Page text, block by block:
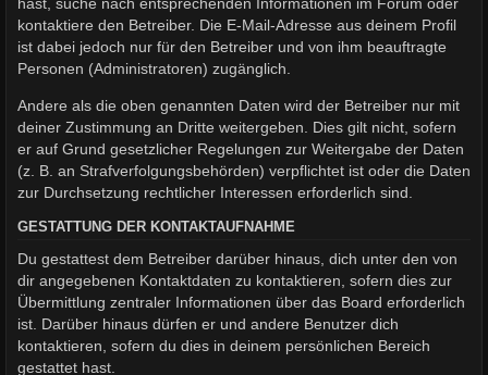
kontaktiere den Betreiber. Die E-Mail-Adresse aus deinem Profil
ist dabei jedoch nur für den Betreiber und von ihm beauftragte
Personen (Administratoren) zugänglich.
Andere als die oben genannten Daten wird der Betreiber nur mit
deiner Zustimmung an Dritte weitergeben. Dies gilt nicht, sofern
er auf Grund gesetzlicher Regelungen zur Weitergabe der Daten
(z. B. an Strafverfolgungsbehörden) verpflichtet ist oder die Daten
zur Durchsetzung rechtlicher Interessen erforderlich sind.
GESTATTUNG DER KONTAKTAUFNAHME
Du gestattest dem Betreiber darüber hinaus, dich unter den von
dir angegebenen Kontaktdaten zu kontaktieren, sofern dies zur
Übermittlung zentraler Informationen über das Board erforderlich
ist. Darüber hinaus dürfen er und andere Benutzer dich
kontaktieren, sofern du dies in deinem persönlichen Bereich
gestattet hast.